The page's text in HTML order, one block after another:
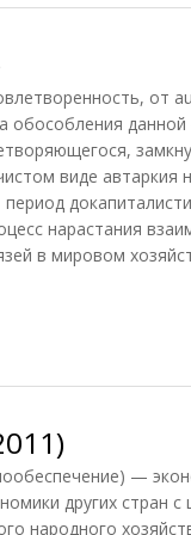
от
обособления
виде автаркия
период
нарастания
в мировом
—
других стран с
народного